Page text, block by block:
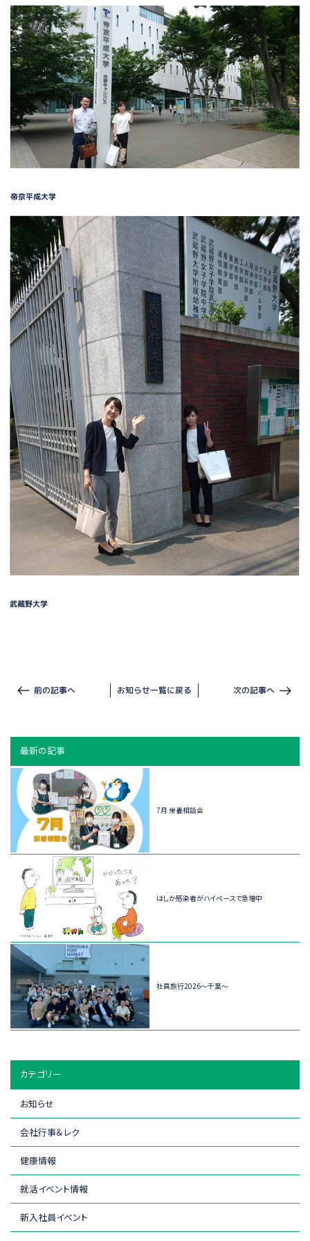
帝京平成大学
武蔵野大学
前の記事へ お知らせ一覧に戻る 次の記事へ
最新の記事
7月 栄養相談会
はしか感染者がハイペースで急増中
社員旅行2026～千葉～
カテゴリー
お知らせ
会社行事＆レク
健康情報
就活イベント情報
新入社員イベント